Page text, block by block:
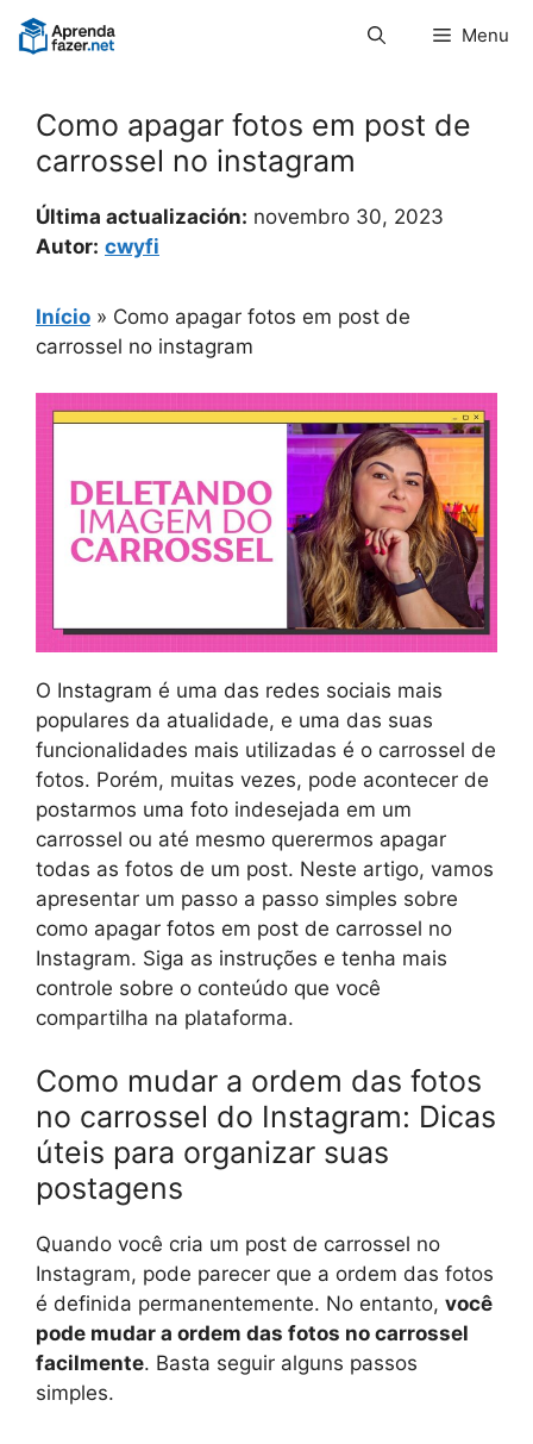
Pular
para
Menu
Como apagar fotos em post de
carrossel no instagram
Última actualización: novembro 30, 2023
Autor: cwyfi
Início » Como apagar fotos em post de
carrossel no instagram
O Instagram é uma das redes sociais mais
populares da atualidade, e uma das suas
funcionalidades mais utilizadas é o carrossel de
fotos. Porém, muitas vezes, pode acontecer de
postarmos uma foto indesejada em um
carrossel ou até mesmo querermos apagar
todas as fotos de um post. Neste artigo, vamos
apresentar um passo a passo simples sobre
como apagar fotos em post de carrossel no
Instagram. Siga as instruções e tenha mais
controle sobre o conteúdo que você
compartilha na plataforma.
Como mudar a ordem das fotos
no carrossel do Instagram: Dicas
úteis para organizar suas
postagens
Quando você cria um post de carrossel no
Instagram, pode parecer que a ordem das fotos
é definida permanentemente. No entanto, você
pode mudar a ordem das fotos no carrossel
facilmente. Basta seguir alguns passos
simples.